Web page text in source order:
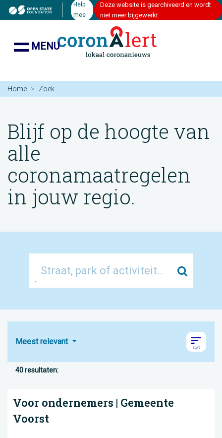
Help
mee
Deze website is gearchiveerd en wordt
niet meer bijgewerkt.
MENU
Home Zoek
Blijf op de hoogte van
alle
coronamaatregelen
in jouw regio.
Zoek
Meest relevant
40 resultaten:
Voor ondernemers | Gemeente
Voorst